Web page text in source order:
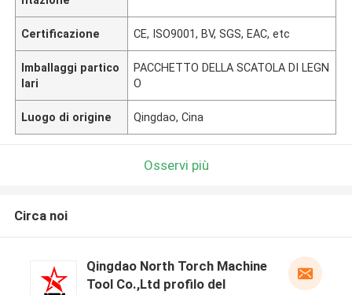
Certificazione CE, ISO9001, BV, SGS, EAC, etc
Imballaggi partico
lari
PACCHETTO DELLA SCATOLA DI LEGN
O
Luogo di origine Qingdao, Cina
Osservi più
Circa noi
Qingdao North Torch Machine
Tool Co.,Ltd profilo del